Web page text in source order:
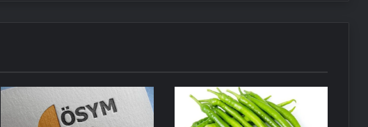
Türk Dış Politikası ve Hakan Fidan
Faktörü